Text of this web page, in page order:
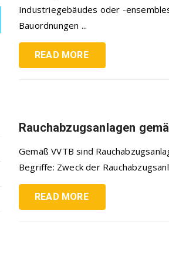
Industriegebäudes oder -
Bauordnungen ...
READ MORE
Rauchabzugsanlagen
Gemäß VVTB sind
Begriffe: Zweck der
READ MORE